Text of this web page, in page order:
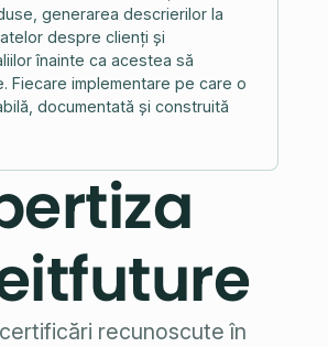
generarea descrierilor la
despre clienți și
înainte ca acestea să
Fiecare implementare pe care o
documentată și construită
recunoscute în